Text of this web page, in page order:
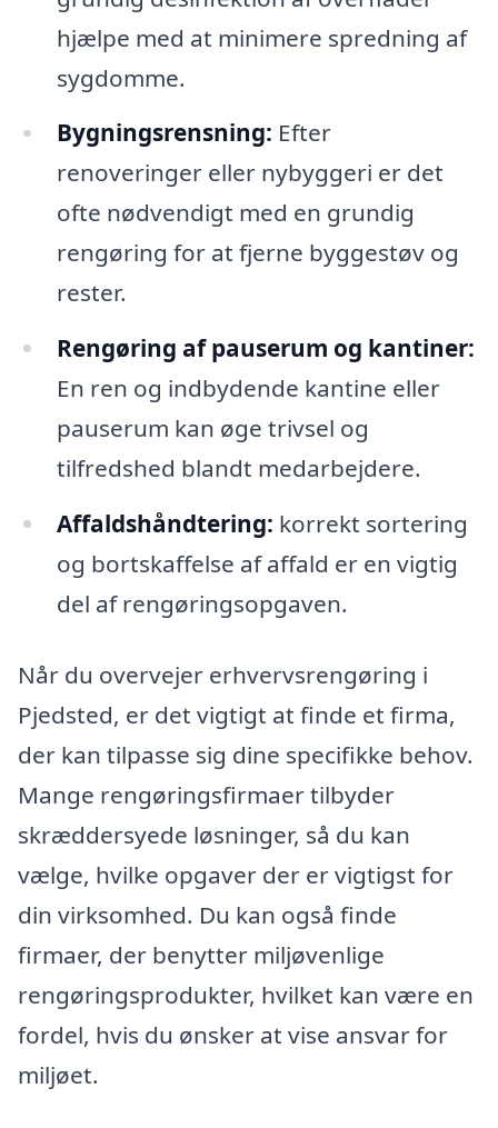
hjælpe med at minimere spredning af
sygdomme.
Bygningsrensning: Efter
renoveringer eller nybyggeri er det
ofte nødvendigt med en grundig
rengøring for at fjerne byggestøv og
rester.
Rengøring af pauserum og kantiner:
En ren og indbydende kantine eller
pauserum kan øge trivsel og
tilfredshed blandt medarbejdere.
Affaldshåndtering: korrekt sortering
og bortskaffelse af affald er en vigtig
del af rengøringsopgaven.
Når du overvejer erhvervsrengøring i
Pjedsted, er det vigtigt at finde et firma,
der kan tilpasse sig dine specifikke behov.
Mange rengøringsfirmaer tilbyder
skræddersyede løsninger, så du kan
vælge, hvilke opgaver der er vigtigst for
din virksomhed. Du kan også finde
firmaer, der benytter miljøvenlige
rengøringsprodukter, hvilket kan være en
fordel, hvis du ønsker at vise ansvar for
miljøet.